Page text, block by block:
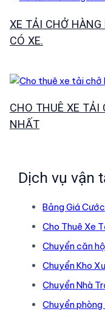
XE TẢI CHỞ
CÓ XE.
CHO THUÊ XE TẢI
NHẤT
Dịch vụ vận
Bảng Giá
Cho Thuê Xe
Chuyển căn hộ
Chuyển Kho
Chuyển Nhà
Chuyển